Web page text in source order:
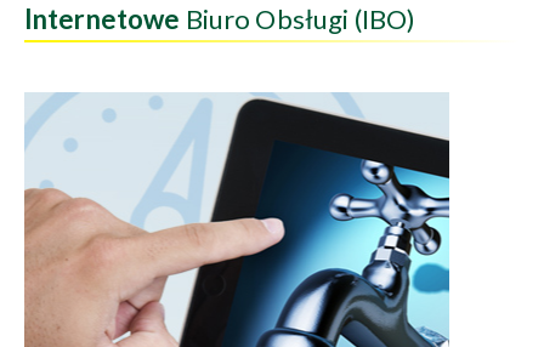
Internetowe Biuro Obsługi (IBO)